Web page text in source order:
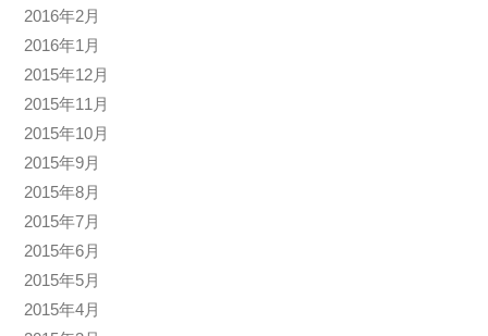
2016年2月
2016年1月
2015年12月
2015年11月
2015年10月
2015年9月
2015年8月
2015年7月
2015年6月
2015年5月
2015年4月